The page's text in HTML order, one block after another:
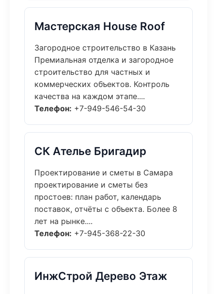
Мастерская House Roof
Загородное строительство в Казань
Премиальная отделка и загородное
строительство для частных и
коммерческих объектов. Контроль
качества на каждом этапе....
Телефон: +7-949-546-54-30
СК Ателье Бригадир
Проектирование и сметы в Самара
проектирование и сметы без
простоев: план работ, календарь
поставок, отчёты с объекта. Более 8
лет на рынке....
Телефон: +7-945-368-22-30
ИнжСтрой Дерево Этаж